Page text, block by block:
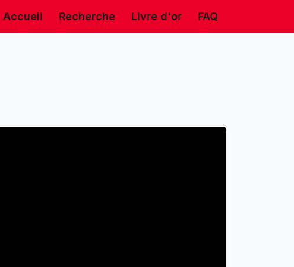
Accueil Recherche Livre d'or FAQ